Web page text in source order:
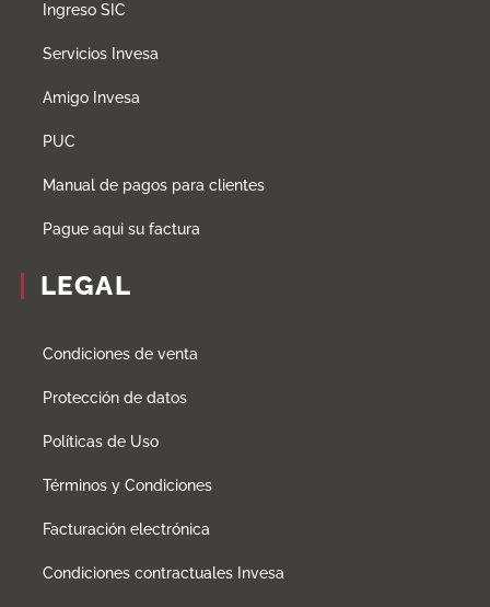
Ingreso SIC
Servicios Invesa
Amigo Invesa
PUC
Manual de pagos para clientes
Pague aqui su factura
LEGAL
Condiciones de venta
Protección de datos
Políticas de Uso
Términos y Condiciones
Facturación electrónica
Condiciones contractuales Invesa